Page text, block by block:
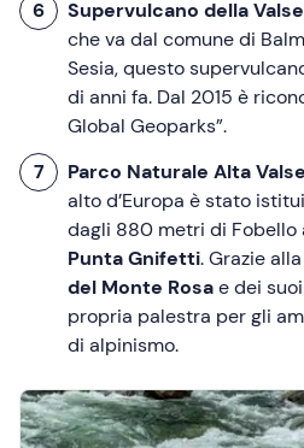
Supervulcano della
che va dal comune di
Sesia, questo
di anni fa. Dal 2015 è
Global Geoparks”.
Parco Naturale Alta
alto d’Europa è stato
dagli 880 metri di
Punta Gnifetti. Grazie
del Monte Rosae dei
propria palestra per gli
di alpinismo.